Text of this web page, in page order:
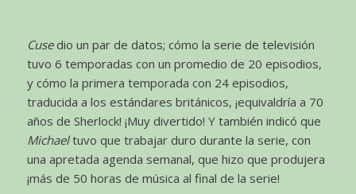
Cusedio un par de datos; cómo la serie de televisión
tuvo 6 temporadas con un promedio de 20 episodios,
y cómo la primera temporada con 24 episodios,
traducida a los estándares británicos, ¡equivaldría a 70
años de Sherlock! ¡Muy divertido! Y también indicó que
Michaeltuvo que trabajar duro durante la serie, con
una apretada agenda semanal, que hizo que produjera
¡más de 50 horas de música al final de la serie!